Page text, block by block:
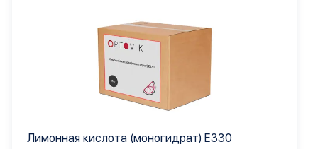
Лимонная кислота (моногидрат) Е330